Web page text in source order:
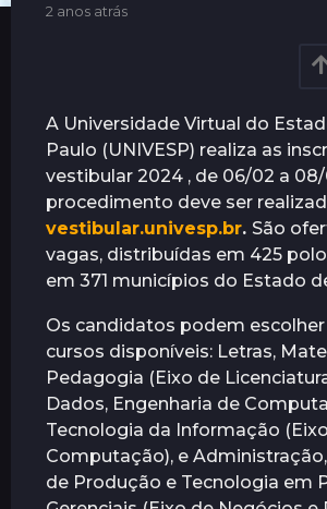
t
2
a
n
o
s
a
t
á
s
b
í
c
i
a
s
2 anos atrás
a
t
r
á
s
A Universidade Virtual do
Paulo (UNIVESP) realiza as
vestibular 2024 , de 06/02 a
procedimento deve ser
vestibular.univesp.br. São
vagas, distribuídas em 425
em 371 municípios do Estado
Os candidatos podem
cursos disponíveis: Letras,
Pedagogia (Eixo de
Dados, Engenharia de
Tecnologia da Informação
Computação), e
de Produção e Tecnologia em